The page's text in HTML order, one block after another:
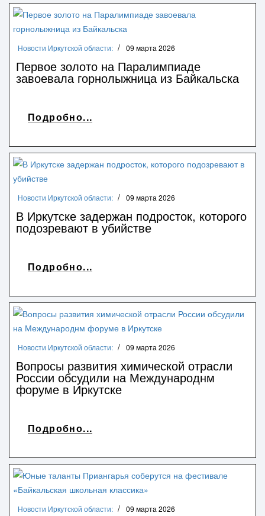
Новости Иркутской области: 09 марта 2026
Первое золото на Паралимпиаде
завоевала горнолыжница из Байкальска
Подробно...
Новости Иркутской области: 09 марта 2026
В Иркутске задержан подросток, которого
подозревают в убийстве
Подробно...
Новости Иркутской области: 09 марта 2026
Вопросы развития химической отрасли
России обсудили на Международнм
форуме в Иркутске
Подробно...
Новости Иркутской области: 09 марта 2026